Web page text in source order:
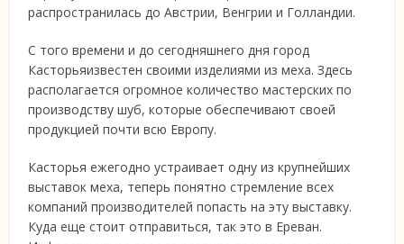
распространилась до Австрии, Венгрии и Голландии.
С того времени и до сегодняшнего дня город
Касторьяизвестен своими изделиями из меха. Здесь
располагается огромное количество мастерских по
производству шуб, которые обеспечивают своей
продукцией почти всю Европу.
Касторья ежегодно устраивает одну из крупнейших
выставок меха, теперь понятно стремление всех
компаний производителей попасть на эту выставку.
Куда еще стоит отправиться, так это в Ереван.